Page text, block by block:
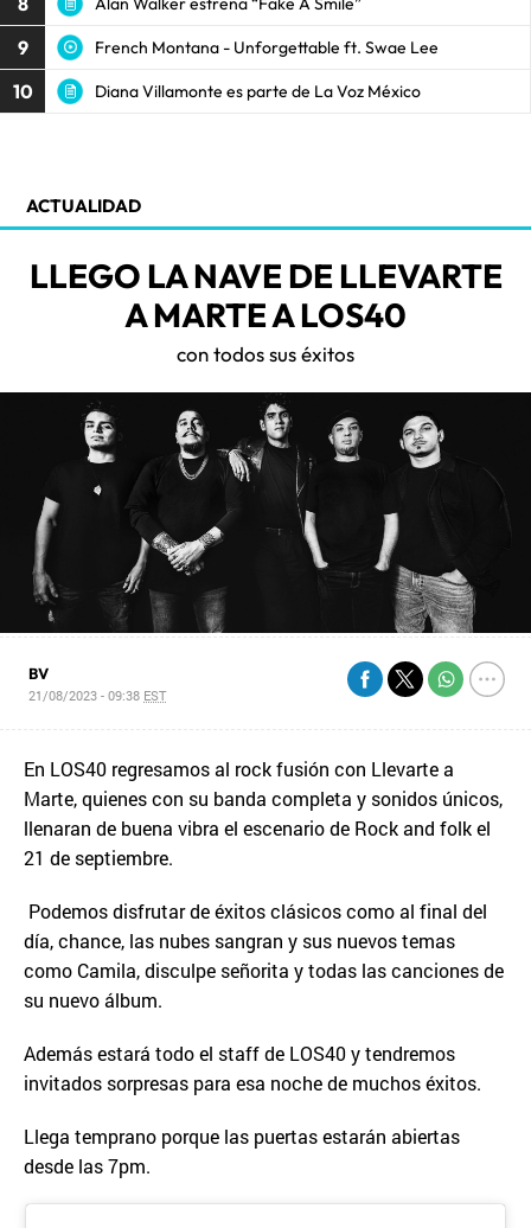
9 French Montana - Unforgettable ft. Swae Lee
10 Diana Villamonte es parte de La Voz México
ACTUALIDAD
LLEGO LA NAVE DE LLEVARTE
A MARTE A LOS40
con todos sus éxitos
BV
21/08/2023 - 09:38 EST
En LOS40 regresamos al rock fusión con Llevarte a
Marte, quienes con su banda completa y sonidos únicos,
llenaran de buena vibra el escenario de Rock and folk el
21 de septiembre.
Podemos disfrutar de éxitos clásicos como al final del
día, chance, las nubes sangran y sus nuevos temas
como Camila, disculpe señorita y todas las canciones de
su nuevo álbum.
Además estará todo el staff de LOS40 y tendremos
invitados sorpresas para esa noche de muchos éxitos.
Llega temprano porque las puertas estarán abiertas
desde las 7pm.